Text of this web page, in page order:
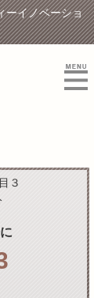
ーイノベーショ
３